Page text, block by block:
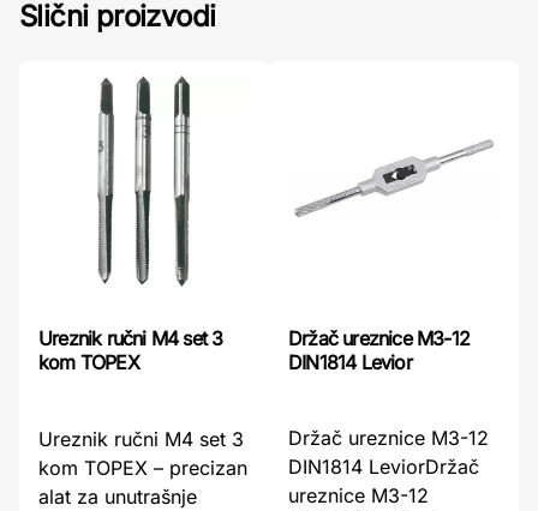
Slični proizvodi
Ureznik ručni M4 set 3
kom TOPEX
Ureznik ručni M4 set 3
kom TOPEX – precizan
alat za unutrašnje
Držač ureznice M3-12
DIN1814 Levior
Držač ureznice M3-12
DIN1814 LeviorDržač
ureznice M3-12